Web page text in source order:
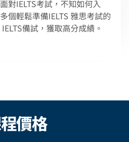
對IELTS考試，不知如何入
個輕鬆準備IELTS 雅思考試的
備試，獲取高分成績。
價格